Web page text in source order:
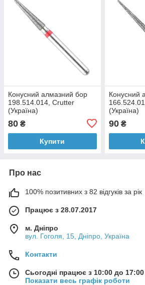
Конусний алмазний бор
198.514.014, Crutter
(Україна)
80 ₴
Купити
Конусний
(Україна)
90₴
Про нас
100% позитивних з 82 відгуків за рік
Працює з 28.07.2017
м. Дніпро
вул. Гоголя, 15, Дніпро, Україна
Контакти
Сьогодні працює з 10:00 до 17:00
Показати весь графік роботи